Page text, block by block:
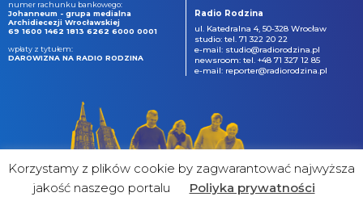
numer rachunku bankowego:
Johanneum - grupa medialna
Archidiecezji Wrocławskiej
69 1600 1462 1813 6262 6000 0001
wpłaty z tytułem:
DAROWIZNA NA RADIO RODZINA
Radio Rodzina
ul. Katedralna 4, 50-328 Wrocław
studio: tel. 71 322 20 22
e-mail: studio@radiorodzina.pl
newsroom: tel. +48 71 327 12 85
e-mail: reporter@radiorodzina.pl
Korzystamy z plików cookie by zagwarantować najwyższa
jakość naszego portalu
Poliyka prywatności